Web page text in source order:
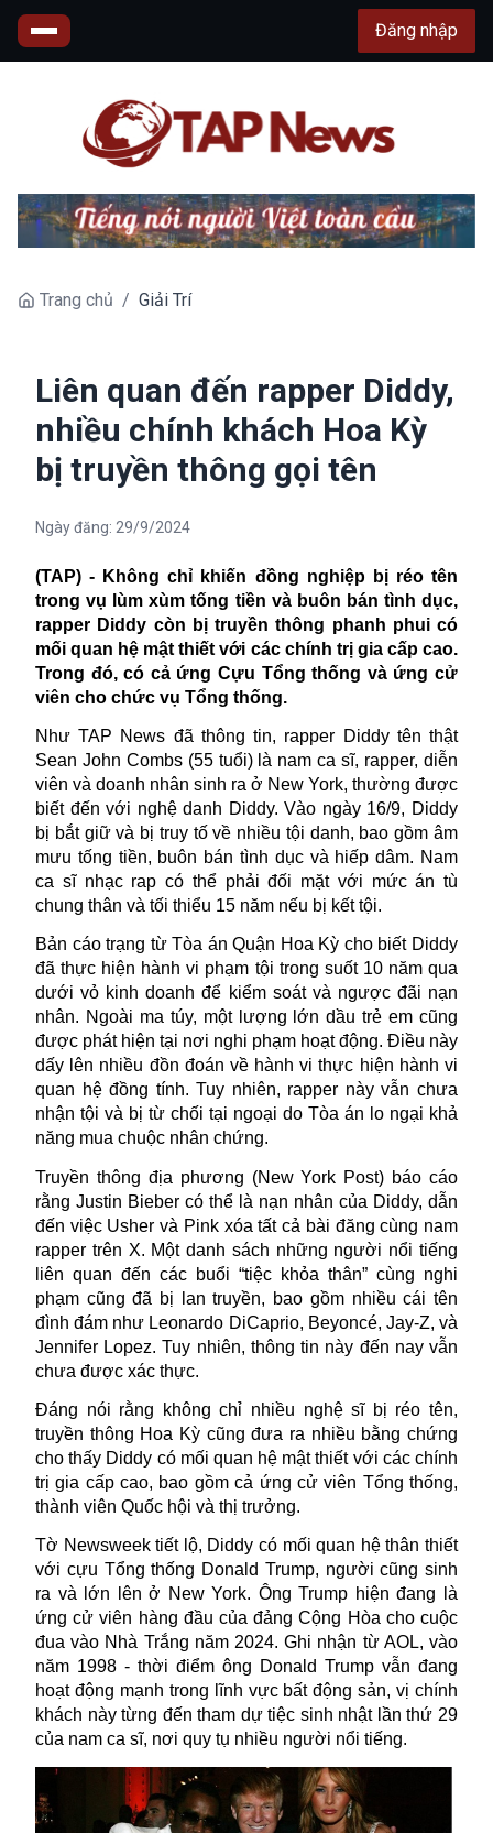
Đăng nhập
Trang chủ / Giải Trí
Liên quan đến rapper Diddy,
nhiều chính khách Hoa Kỳ
bị truyền thông gọi tên
Ngày đăng: 29/9/2024
(TAP) - Không chỉ khiến đồng nghiệp bị réo tên
trong vụ lùm xùm tống tiền và buôn bán tình dục,
rapper Diddy còn bị truyền thông phanh phui có
mối quan hệ mật thiết với các chính trị gia cấp cao.
Trong đó, có cả ứng Cựu Tổng thống và ứng cử
viên cho chức vụ Tổng thống.
Như TAP News đã thông tin, rapper Diddy tên thật
Sean John Combs (55 tuổi) là nam ca sĩ, rapper, diễn
viên và doanh nhân sinh ra ở New York, thường được
biết đến với nghệ danh Diddy. Vào ngày 16/9, Diddy
bị bắt giữ và bị truy tốvề nhiều tội danh, bao gồm âm
mưu tống tiền, buôn bán tình dục và hiếp dâm. Nam
ca sĩ nhạc rap có thể phải đối mặt với mức án tù
chung thân và tối thiểu 15 năm nếu bị kết tội.
Bản cáo trạng từ Tòa án Quận Hoa Kỳ cho biết Diddy
đã thực hiện hành vi phạm tội trong suốt 10 năm qua
dưới vỏ kinh doanh để kiểm soát và ngược đãi nạn
nhân. Ngoài ma túy, một lượng lớn dầu trẻ em cũng
được phát hiện tại nơi nghi phạm hoạt động. Điều này
dấy lên nhiều đồn đoán về hành vi thực hiện hành vi
quan hệ đồng tính. Tuy nhiên, rapper này vẫn chưa
nhận tội và bị từ chối tại ngoại do Tòa án lo ngại khả
năng mua chuộc nhân chứng.
Truyền thông địa phương (New York Post) báo cáo
rằng Justin Bieber có thể là nạn nhân của Diddy, dẫn
đến việc Usher và Pink xóa tất cả bài đăng cùng nam
rapper trên X. Một danh sách những người nổi tiếng
liên quan đến các buổi “tiệc khỏa thân” cùng nghi
phạm cũng đã bị lan truyền, bao gồm nhiều cái tên
đình đám như Leonardo DiCaprio, Beyoncé, Jay-Z, và
Jennifer Lopez. Tuy nhiên, thông tin này đến nay vẫn
chưa được xác thực.
Đáng nói rằng không chỉ nhiều nghệ sĩ bị réo tên,
truyền thông Hoa Kỳ cũng đưa ra nhiều bằng chứng
cho thấy Diddy có mối quan hệ mật thiết với các chính
trị gia cấp cao, bao gồm cả ứng cử viên Tổng thống,
thành viên Quốc hội và thị trưởng.
Tờ Newsweek tiết lộ, Diddy có mối quan hệ thân thiết
với cựu Tổng thống Donald Trump, người cũng sinh
ra và lớn lên ở New York. Ông Trump hiện đang là
ứng cử viên hàng đầu của đảng Cộng Hòa cho cuộc
đua vào Nhà Trắng năm 2024. Ghi nhận từ AOL, vào
năm 1998 - thời điểm ông Donald Trump vẫn đang
hoạt động mạnh trong lĩnh vực bất động sản, vị chính
khách này từng đến tham dự tiệc sinh nhật lần thứ 29
của nam ca sĩ, nơi quy tụ nhiều người nổi tiếng.